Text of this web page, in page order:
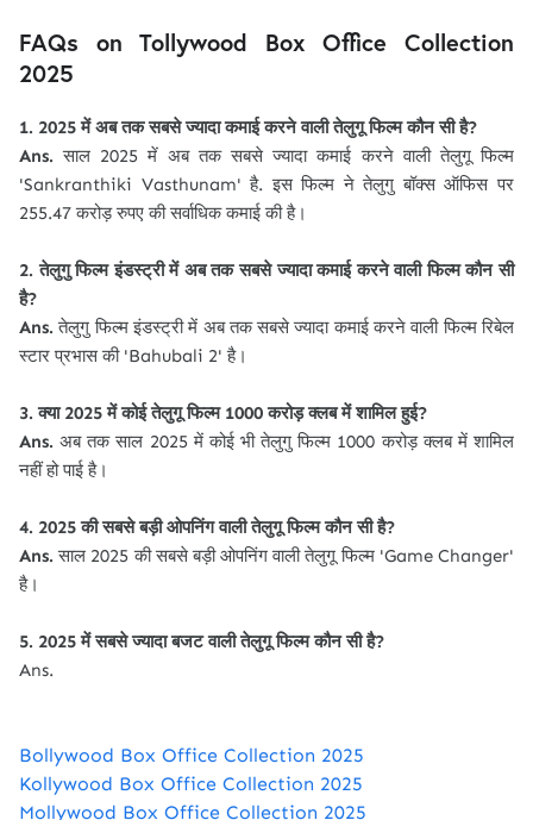
FAQs on Tollywood Box Office Collection
2025
1. 2025 में अब तक सबसे ज्यादा कमाई करने वाली तेलुगू फिल्म कौन सी है?
Ans. साल 2025 में अब तक सबसे ज्यादा कमाई करने वाली तेलुगू फिल्म
'Sankranthiki Vasthunam' है. इस फिल्म ने तेलुगु बॉक्स ऑफिस पर
255.47 करोड़ रुपए की सर्वाधिक कमाई की है।
2. तेलुगु फिल्म इंडस्ट्री में अब तक सबसे ज्यादा कमाई करने वाली फिल्म कौन सी
है?
Ans. तेलुगु फिल्म इंडस्ट्री में अब तक सबसे ज्यादा कमाई करने वाली फिल्म रिबेल
स्टार प्रभास की 'Bahubali 2' है।
3. क्या 2025 में कोई तेलुगू फिल्म 1000 करोड़ क्लब में शामिल हुई?
Ans. अब तक साल 2025 में कोई भी तेलुगु फिल्म 1000 करोड़ क्लब में शामिल
नहीं हो पाई है।
4. 2025 की सबसे बड़ी ओपनिंग वाली तेलुगू फिल्म कौन सी है?
Ans. साल 2025 की सबसे बड़ी ओपनिंग वाली तेलुगू फिल्म 'Game Changer'
है।
5. 2025 में सबसे ज्यादा बजट वाली तेलुगू फिल्म कौन सी है?
Ans.
Bollywood Box Office Collection 2025
Kollywood Box Office Collection 2025
Mollywood Box Office Collection 2025